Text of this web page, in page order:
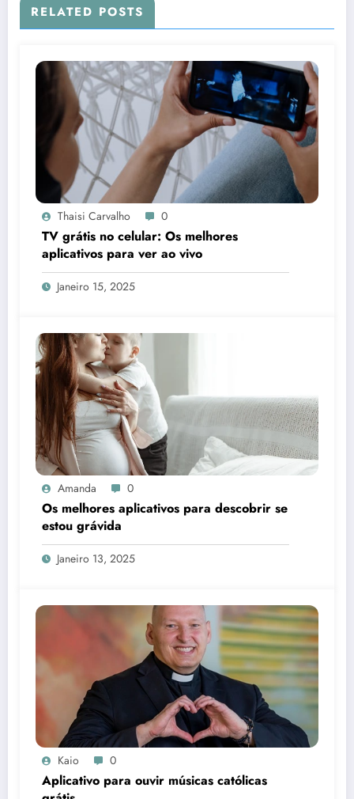
RELATED POSTS
Thaisi Carvalho 0
TV grátis no celular: Os melhores
aplicativos para ver ao vivo
Janeiro 15, 2025
Amanda 0
Os melhores aplicativos para descobrir se
estou grávida
Janeiro 13, 2025
Kaio 0
Aplicativo para ouvir músicas católicas